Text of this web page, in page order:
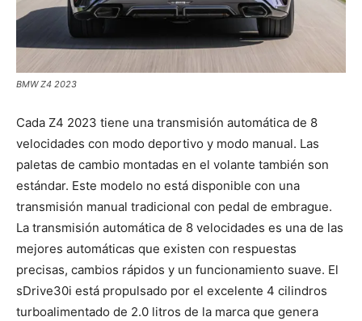
BMW Z4 2023
Cada Z4 2023 tiene una transmisión automática de 8
velocidades con modo deportivo y modo manual. Las
paletas de cambio montadas en el volante también son
estándar. Este modelo no está disponible con una
transmisión manual tradicional con pedal de embrague.
La transmisión automática de 8 velocidades es una de las
mejores automáticas que existen con respuestas
precisas, cambios rápidos y un funcionamiento suave. El
sDrive30i está propulsado por el excelente 4 cilindros
turboalimentado de 2.0 litros de la marca que genera